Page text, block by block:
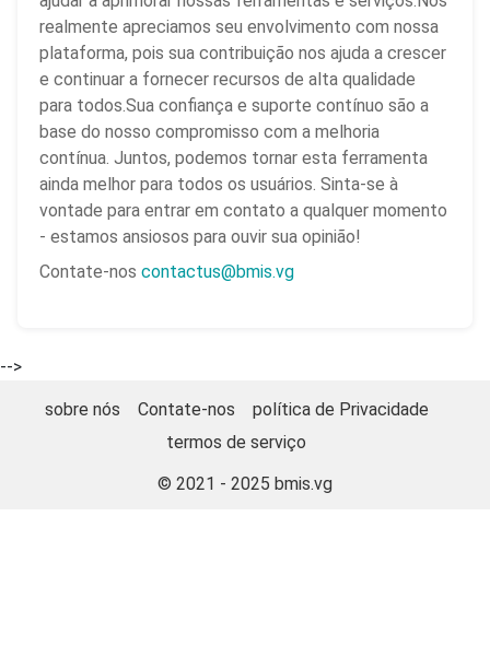
realmente apreciamos seu envolvimento com nossa
plataforma, pois sua contribuição nos ajuda a crescer
e continuar a fornecer recursos de alta qualidade
para todos.Sua confiança e suporte contínuo são a
base do nosso compromisso com a melhoria
contínua. Juntos, podemos tornar esta ferramenta
ainda melhor para todos os usuários. Sinta-se à
vontade para entrar em contato a qualquer momento
- estamos ansiosos para ouvir sua opinião!
Contate-nos contactus@bmis.vg
-->
sobre nós Contate-nos
política de Privacidade
termos de serviço
© 2021 - 2025 bmis.vg